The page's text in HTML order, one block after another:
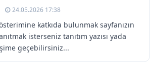
24.05.2026 17:38
katkıda bulunmak sayfanızın
isterseniz tanıtım yazısı yada
geçebilirsiniz...